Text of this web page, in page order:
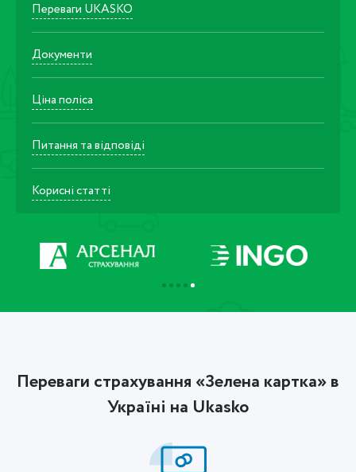
Переваги UKASKO
Документи
Ціна поліса
Питання та відповіді
Корисні статті
Переваги страхування «Зелена картка» в
Україні на Ukasko